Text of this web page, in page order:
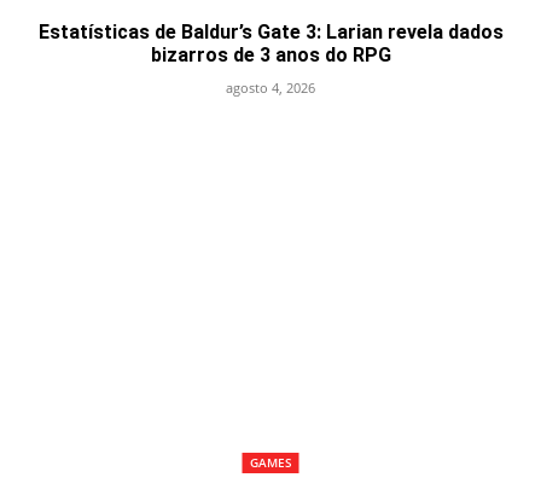
Estatísticas de Baldur’s Gate 3: Larian revela dados
bizarros de 3 anos do RPG
agosto 4, 2026
GAMES